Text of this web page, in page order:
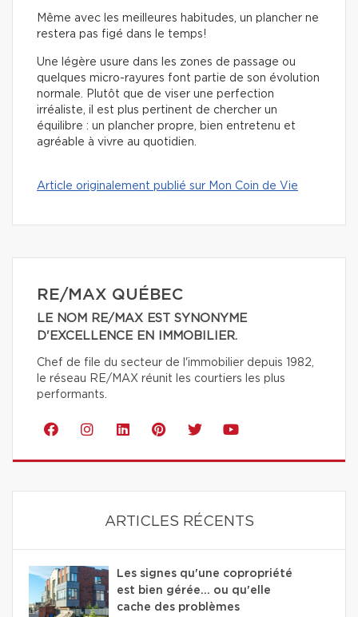
Même avec les meilleures habitudes, un plancher ne
restera pas figé dans le temps!
Une légère usure dans les zones de passage ou
quelques micro-rayures font partie de son évolution
normale. Plutôt que de viser une perfection
irréaliste, il est plus pertinent de chercher un
équilibre : un plancher propre, bien entretenu et
agréable à vivre au quotidien.
Article originalement publié sur Mon Coin de Vie
RE/MAX QUÉBEC
LE NOM RE/MAX EST SYNONYME
D'EXCELLENCE EN IMMOBILIER.
Chef de file du secteur de l'immobilier depuis 1982,
le réseau RE/MAX réunit les courtiers les plus
performants.
ARTICLES RÉCENTS
Les signes qu'une copropriété
est bien gérée… ou qu'elle
cache des problèmes